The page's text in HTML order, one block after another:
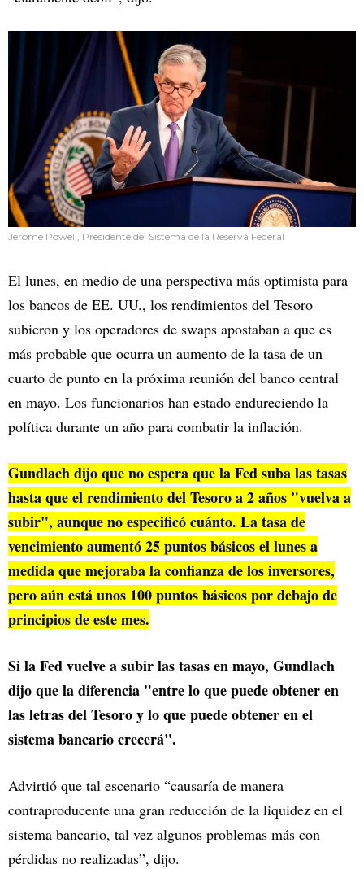
Jerome Powell, Presidente del Sistema de la Reserva Federal
El lunes, en medio de una perspectiva más optimista para
los bancos de EE. UU., los rendimientos del Tesoro
subieron y los operadores de swaps apostaban a que es
más probable que ocurra un aumento de la tasa de un
cuarto de punto en la próxima reunión del banco central
en mayo. Los funcionarios han estado endureciendo la
política durante un año para combatir la inflación.
Gundlach dijo que no espera que la Fed suba las tasas
hasta que el rendimiento del Tesoro a 2 años "vuelva a
subir", aunque no especificó cuánto. La tasa de
vencimiento aumentó 25 puntos básicos el lunes a
medida que mejoraba la confianza de los inversores,
pero aún está unos 100 puntos básicos por debajo de
principios de este mes.
Si la Fed vuelve a subir las tasas en mayo, Gundlach
dijo que la diferencia "entre lo que puede obtener en
las letras del Tesoro y lo que puede obtener en el
sistema bancario crecerá".
Advirtió que tal escenario “causaría de manera
contraproducente una gran reducción de la liquidez en el
sistema bancario, tal vez algunos problemas más con
pérdidas no realizadas”, dijo.